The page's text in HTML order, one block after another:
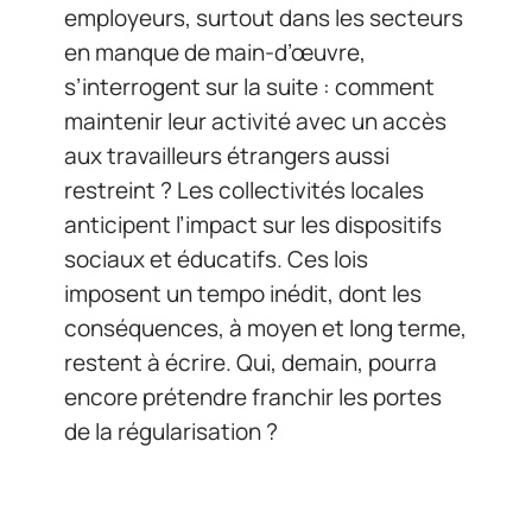
employeurs, surtout dans les secteurs
en manque de main-d’œuvre,
s’interrogent sur la suite : comment
maintenir leur activité avec un accès
aux travailleurs étrangers aussi
restreint ? Les collectivités locales
anticipent l’impact sur les dispositifs
sociaux et éducatifs. Ces lois
imposent un tempo inédit, dont les
conséquences, à moyen et long terme,
restent à écrire. Qui, demain, pourra
encore prétendre franchir les portes
de la régularisation ?